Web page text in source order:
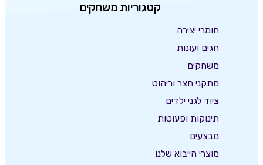
קטגוריות משחקים
חומרי יצירה
חגים ועונות
משחקים
מתקני חצר וריהוט
ציוד לגני ילדים
תינוקות ופעוטות
מבצעים
מוצרי הייבוא שלנו